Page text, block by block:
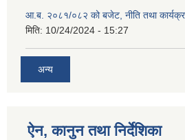
आ.ब. २०८१/०८२ को बजेट, नीति तथा
मिति: 10/24/2024 - 15:27
अन्य
ऐन, कानुन तथा निर्देशिका